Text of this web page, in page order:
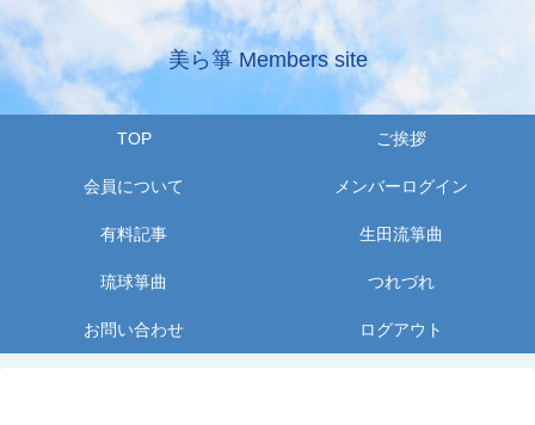
美ら箏 Members site
TOP ご挨拶
会員について メンバーログイン
有料記事 生田流箏曲
琉球箏曲 つれづれ
お問い合わせ ログアウト